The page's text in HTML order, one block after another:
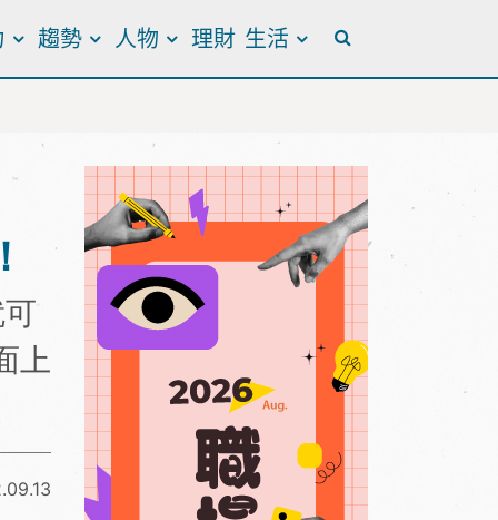
趨勢 人物 理財 生活
全站搜尋
上